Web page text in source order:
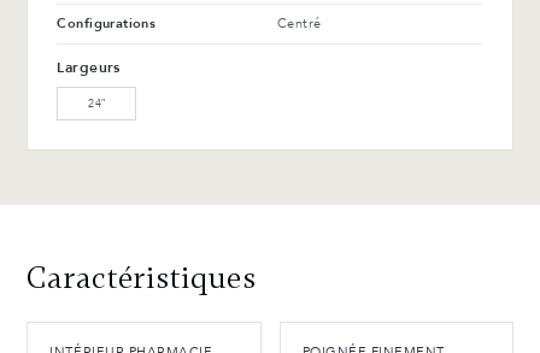
Configurations Centré
Largeurs
24″
Caractéristiques